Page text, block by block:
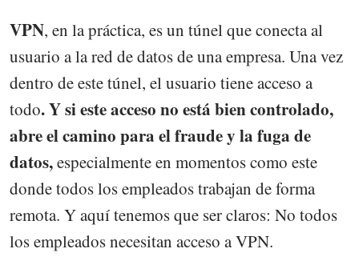
VPN, en la práctica, es un túnel que conecta al
usuario a la red de datos de una empresa. Una vez
dentro de este túnel, el usuario tiene acceso a
todo. Y si este acceso no está bien controlado,
abre el camino para el fraude y la fuga de
datos,especialmente en momentos como este
donde todos los empleados trabajan de forma
remota. Y aquí tenemos que ser claros: No todos
los empleados necesitan acceso a VPN.